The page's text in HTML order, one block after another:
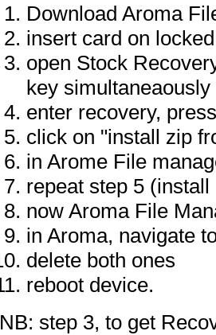
Download Aroma
insert card on
open Stock
key simultaneaously
enter recovery,
click on "install zip
in Arome File
repeat step 5
now Aroma File
in Aroma, navigate
delete both ones
reboot device.
NB: step 3, to get